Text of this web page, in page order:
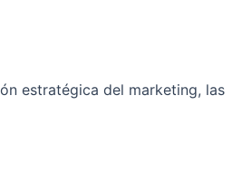
estratégica del marketing, las